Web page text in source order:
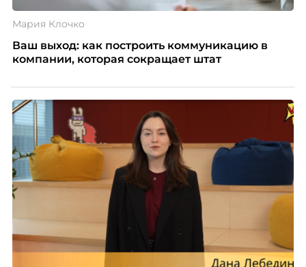
Мария Клочко
Ваш выход: как построить коммуникацию в
компании, которая сокращает штат